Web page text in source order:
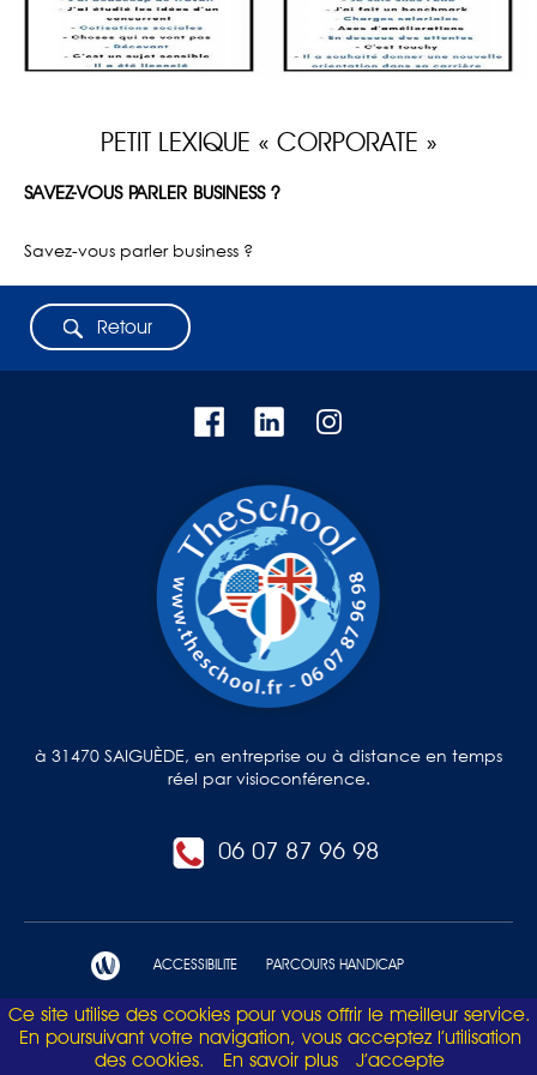
PETIT LEXIQUE « CORPORATE »
SAVEZ-VOUS PARLER BUSINESS ?
Savez-vous parler business ?
Retour
à 31470 SAIGUÈDE, en entreprise ou à distance en temps
réel par visioconférence.
06 07 87 96 98
ACCESSIBILITE PARCOURS HANDICAP
Mentions légales et politique de confidentialité
Ce site utilise des cookies pour vous offrir le meilleur service.
En poursuivant votre navigation, vous acceptez l’utilisation
des cookies.
En savoir plus J’accepte